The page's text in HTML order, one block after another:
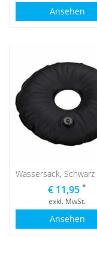
Ansehen
Wassersack, Schwarz
€ 11,95 *
exkl. MwSt.
Ansehen